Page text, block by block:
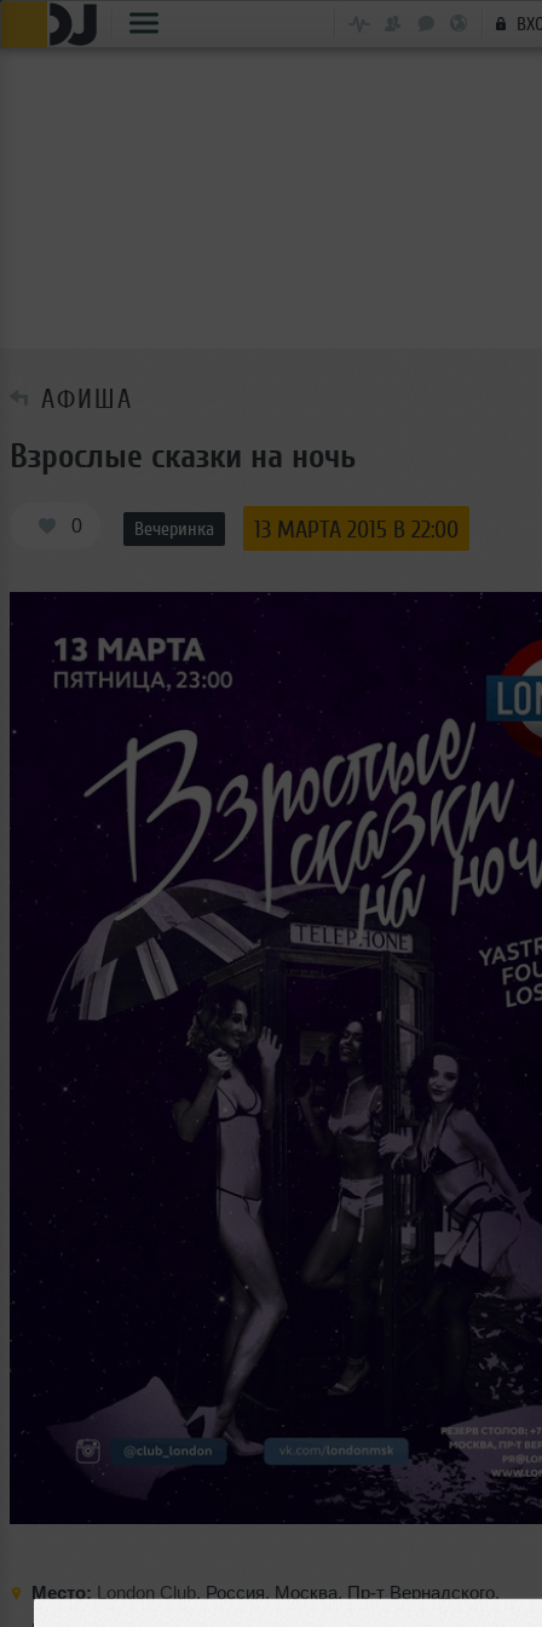
АФИША
Взрослые сказки на ночь
0 Вечеринка 13 МАРТА 2015 В 22:00
Место: London Club, Россия, Москва, Пр-т Вернадского,